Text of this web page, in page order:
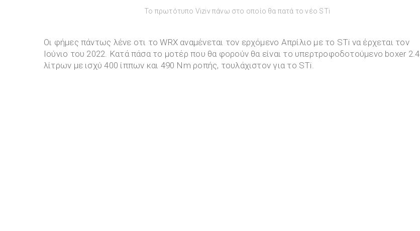
Το πρωτότυπο Viziv πάνω στο οποίο θα πατά το νέο STi
Οι φήμες πάντως λένε οτι το WRX αναμένεται τον ερχόμενο Απρίλιο με το STi να έρχεται τον
Ιούνιο του 2022. Κατά πάσα το μοτέρ που θα φορούν θα είναι το υπερτροφοδοτούμενο boxer 2.4
λίτρων με ισχύ 400 ίππων και 490 Nm ροπής, τουλάχιστον για το STi.